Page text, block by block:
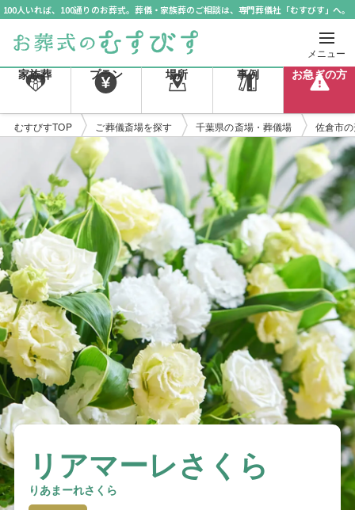
100人いれば、100通りのお葬式。葬儀・家族葬のご相談は、専門葬儀社「むすびす」へ。
メニュー
家族葬 プラン 場所 事例 お急ぎの方
むすびすTOP ご葬儀斎場を探す 千葉県の斎場・葬儀場 佐倉市
リアマーレさくら
りあまーれさくら